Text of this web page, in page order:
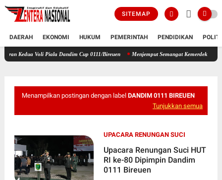
SITEMAP
DAERAH EKONOMI HUKUM PEMERINTAH PENDIDIKAN
Voli Piala Dandim Cup 0111/Bireuen Menjemput Semangat Kemerdekaan, Kapolsek
Menampilkan postingan dengan label DANDIM 0111 BIREUEN
Tunjukkan semua
UPACARA RENUNGAN SUCI
Upacara Renungan Suci HUT
RI ke-80 Dipimpin Dandim
0111 Bireuen